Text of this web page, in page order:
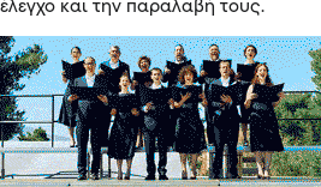
έλεγχο και την παραλαβή τους.